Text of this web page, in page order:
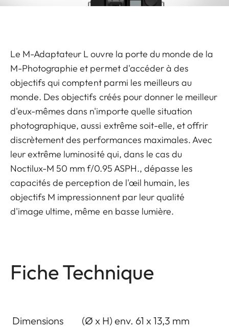
Le M-Adaptateur L ouvre la porte du monde de la
M-Photographie et permet d'accéder à des
objectifs qui comptent parmi les meilleurs au
monde. Des objectifs créés pour donner le meilleur
d'eux-mêmes dans n'importe quelle situation
photographique, aussi extrême soit-elle, et offrir
discrètement des performances maximales. Avec
leur extrême luminosité qui, dans le cas du
Noctilux-M 50 mm f/0.95 ASPH., dépasse les
capacités de perception de l'œil humain, les
objectifs M impressionnent par leur qualité
d'image ultime, même en basse lumière.
Fiche Technique
Dimensions (Ø x H) env. 61 x 13,3 mm